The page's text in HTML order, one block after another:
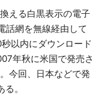
える白黒表示の電子
話網を無線経由して
以内にダウンロード
年秋に米国で発売さ
今回、日本などで発
。